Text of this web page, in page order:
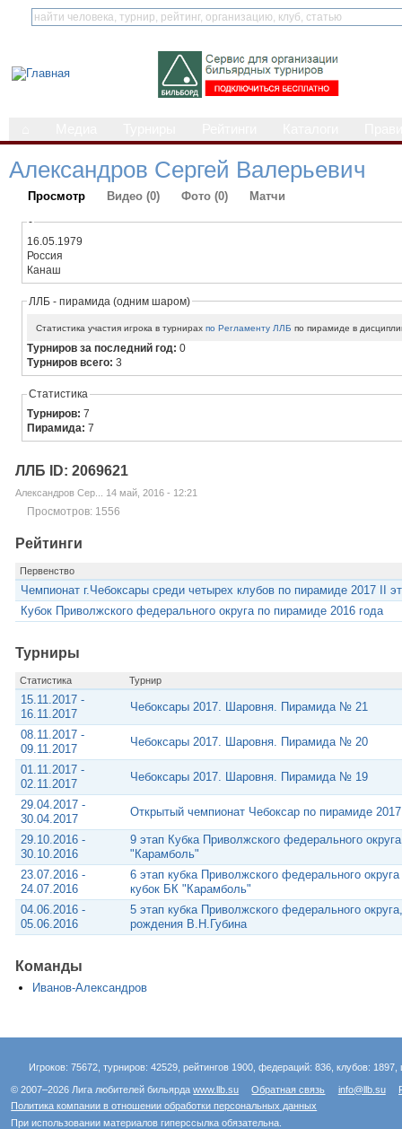
Александров Сергей Валерьевич
Просмотр Видео (0) Фото (0) Матчи
-
16.05.1979
Россия
Канаш
ЛЛБ - пирамида (одним шаром)
Статистика участия игрока в турнирахпо Регламенту ЛЛБ по пирамиде в
Турниров за последний год:0
Турниров всего:3
Статистика
Турниров:7
Пирамида:7
ЛЛБ ID: 2069621
Александров Сер... 14 май, 2016 - 12:21
Просмотров: 1556
Рейтинги
Первенство
Чемпионат г.Чебоксары среди четырех клубов по пирамиде 2017 II
Кубок Приволжского федерального округа по пирамиде 2016 года
Турниры
Статистика Турнир
15.11.2017 -
16.11.2017
Чебоксары 2017. Шаровня. Пирамида № 21
08.11.2017 -
09.11.2017
Чебоксары 2017. Шаровня. Пирамида № 20
01.11.2017 -
02.11.2017
Чебоксары 2017. Шаровня. Пирамида № 19
29.04.2017 -
30.04.2017
Открытый чемпионат Чебоксар по пирамиде 2017
29.10.2016 -
30.10.2016
9 этап Кубка Приволжского федерального
"Карамболь"
23.07.2016 -
24.07.2016
6 этап кубка Приволжского федерального
кубок БК "Карамболь"
04.06.2016 -
05.06.2016
5 этап кубка Приволжского федерального
рождения В.Н.Губина
Команды
Иванов-Александров
Игроков: 75672, турниров: 42529, рейтингов 1900, федераций: 836, клубов:
© 2007–2026 Лига любителей бильярдаwww.llb.su Обратная связь info@llb.su
Политика компании в отношении обработки персональных данных
При использовании материалов гиперссылка обязательна.